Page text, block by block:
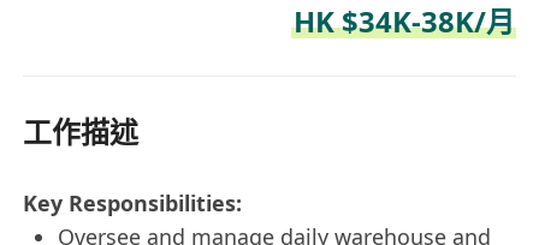
HK $34K-38K/月
工作描述
Key Responsibilities:
Oversee and manage daily warehouse and